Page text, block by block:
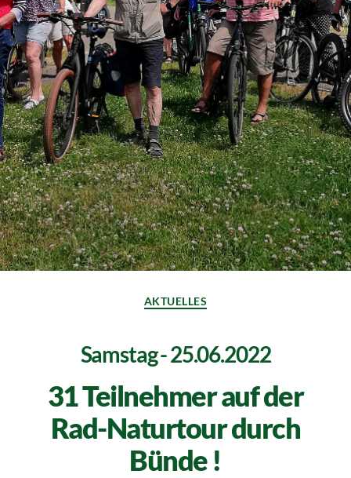
AKTUELLES
Samstag - 25.06.2022
31 Teilnehmer auf der
Rad-Naturtour durch
Bünde !